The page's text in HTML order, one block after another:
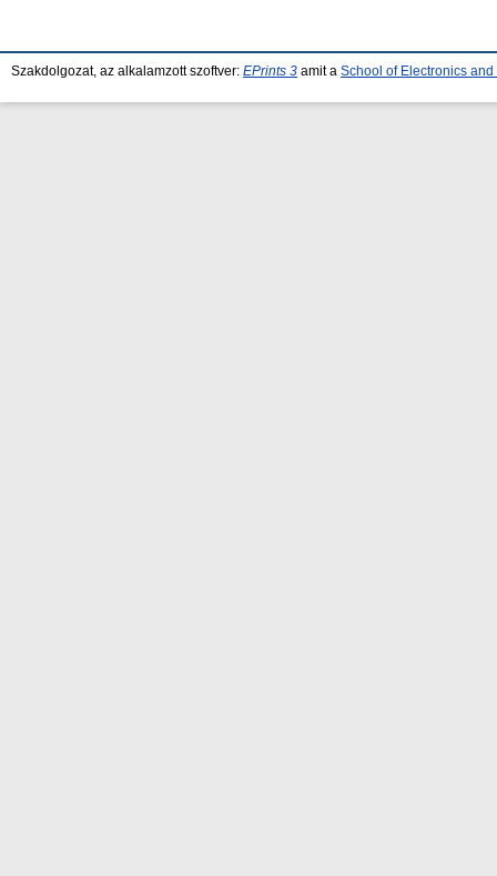
Szakdolgozat, az alkalamzott szoftver: EPrints 3 amit a School of Electronics